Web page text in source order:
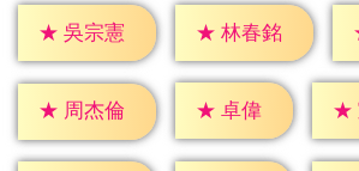
★ 吳宗憲 ★ 林春銘
★ 周杰倫 ★ 卓偉 ★